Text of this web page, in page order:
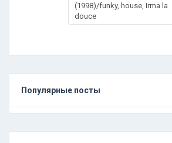
(1998)/funky, house, Irma la
douce
Популярные посты